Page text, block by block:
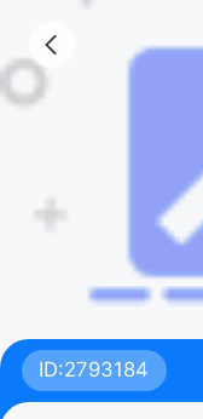
ID:2793184